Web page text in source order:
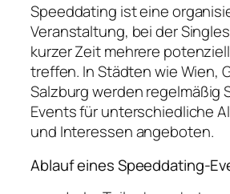
Speeddating ist eine
Veranstaltung, bei der
kurzer Zeit mehrere
treffen. In Städten wie Wien,
Salzburg werden regelmäßig
Events für unterschiedliche
und Interessen angeboten.
Ablauf eines Speeddating-